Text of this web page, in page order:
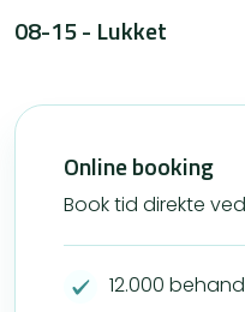
08-15 - Lukket
Online booking
Book tid direkte
12.000